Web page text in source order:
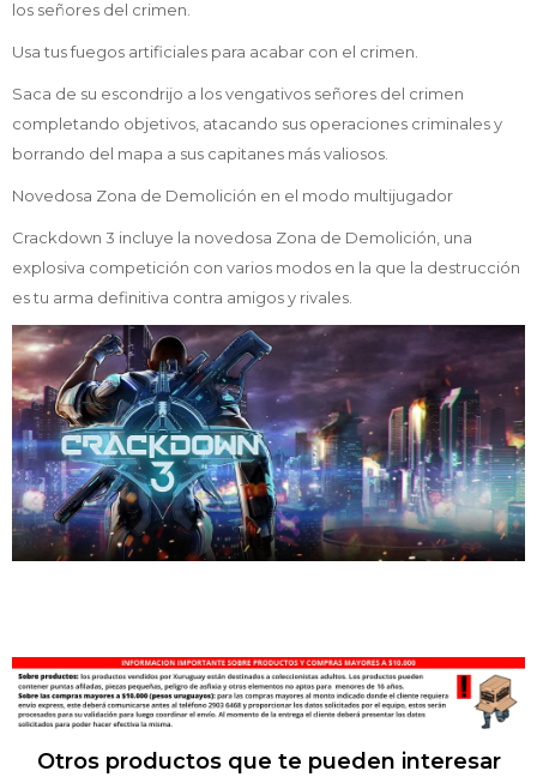
los señores del crimen.
Usa tus fuegos artificiales para acabar con el crimen.
Saca de su escondrijo a los vengativos señores del crimen
completando objetivos, atacando sus operaciones criminales y
borrando del mapa a sus capitanes más valiosos.
Novedosa Zona de Demolición en el modo multijugador
Crackdown 3 incluye la novedosa Zona de Demolición, una
explosiva competición con varios modos en la que la destrucción
es tu arma definitiva contra amigos y rivales.
Otros productos que te pueden interesar